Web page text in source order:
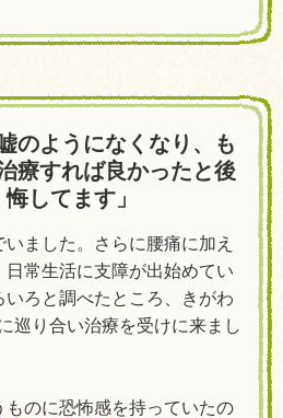
のようになくなり、も
療すれば良かったと後
悔してます」
ました。さらに腰痛に加え
常生活に支障が出始めてい
いろと調べたところ、きがわ
巡り合い治療を受けに来まし
のに恐怖感を持っていたの